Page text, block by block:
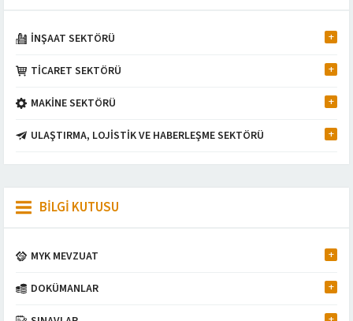
İNŞAAT SEKTÖRÜ
TİCARET SEKTÖRÜ
MAKİNE SEKTÖRÜ
ULAŞTIRMA, LOJİSTİK VE HABERLEŞME SEKTÖRÜ
BİLGİ KUTUSU
MYK MEVZUAT
DOKÜMANLAR